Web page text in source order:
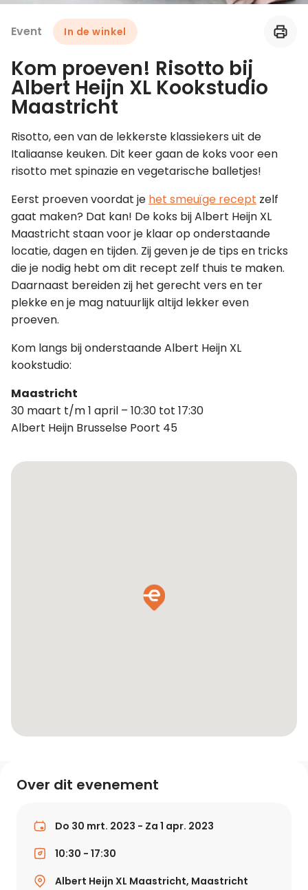
Leer koken als een chef
Kooktips & blogs
Event In de winkel
Kom proeven! Risotto bij
Albert Heijn XL Kookstudio
Maastricht
Risotto, een van de lekkerste klassiekers uit de
Italiaanse keuken. Dit keer gaan de koks voor een
risotto met spinazie en vegetarische balletjes!
Eerst proeven voordat je het smeuïge recept zelf
gaat maken? Dat kan! De koks bij Albert Heijn XL
Maastricht staan voor je klaar op onderstaande
locatie, dagen en tijden. Zij geven je de tips en tricks
die je nodig hebt om dit recept zelf thuis te maken.
Daarnaast bereiden zij het gerecht vers en ter
plekke en je mag natuurlijk altijd lekker even
proeven.
Kom langs bij onderstaande Albert Heijn XL
kookstudio:
Maastricht
30 maart t/m 1 april – 10:30 tot 17:30
Albert Heijn Brusselse Poort 45
Over dit evenement
Do 30 mrt. 2023 - Za 1 apr. 2023
10:30 - 17:30
Albert Heijn XL Maastricht, Maastricht